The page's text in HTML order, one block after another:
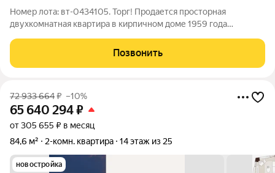
Номер лота: вт-0434105. Торг! Продается просторная
двухкомнатная квартира в кирпичном доме 1959 года
шумо- и теплоизоляцией, толстые стены. Это эксклюзивное
жилье в престижном районе Сокол,
Позвонить
72 933 664₽ –10%
65 640 294₽
от 305 655 ₽ в месяц
84,6 м²
2-комн. квартира 14 этаж из 25
новостройка